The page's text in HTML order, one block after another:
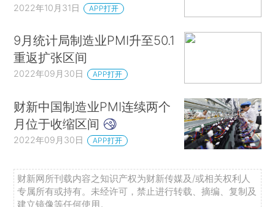
2022年10月31日 APP打开
9月统计局制造业PMI升至50.1
重返扩张区间
2022年09月30日 APP打开
财新中国制造业PMI连续两个
月位于收缩区间
2022年09月30日 APP打开
财新网所刊载内容之知识产权为财新传媒及/或相关权利人
专属所有或持有。未经许可，禁止进行转载、摘编、复制及
建立镜像等任何使用。